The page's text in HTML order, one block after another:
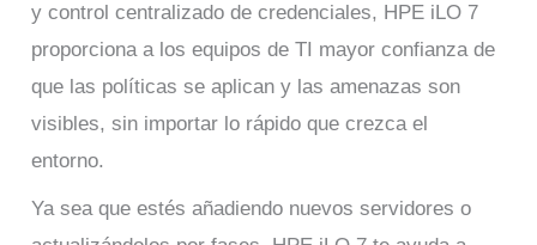
y control centralizado de credenciales, HPE iLO 7
proporciona a los equipos de TI mayor confianza de
que las políticas se aplican y las amenazas son
visibles, sin importar lo rápido que crezca el
entorno.
Ya sea que estés añadiendo nuevos servidores o